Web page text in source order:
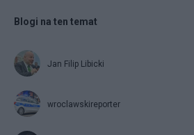
Blogi na ten temat
Jan Filip Libicki
wroclawskireporter